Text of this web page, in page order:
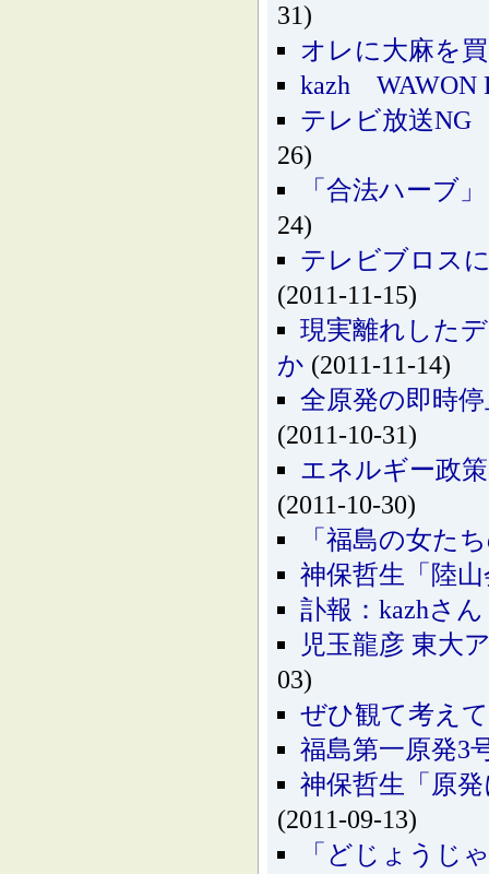
31)
オレに大麻を
kazh WAWON
テレビ放送NG
26)
「合法ハーブ
24)
テレビブロス
(2011-11-15)
現実離れした
か (2011-11-14)
全原発の即時
(2011-10-31)
エネルギー政
(2011-10-30)
「福島の女た
神保哲生「陸
訃報：kazhさん
児玉龍彦 東大
03)
ぜひ観て考え
福島第一原発3
神保哲生「原
(2011-09-13)
「どじょうじ